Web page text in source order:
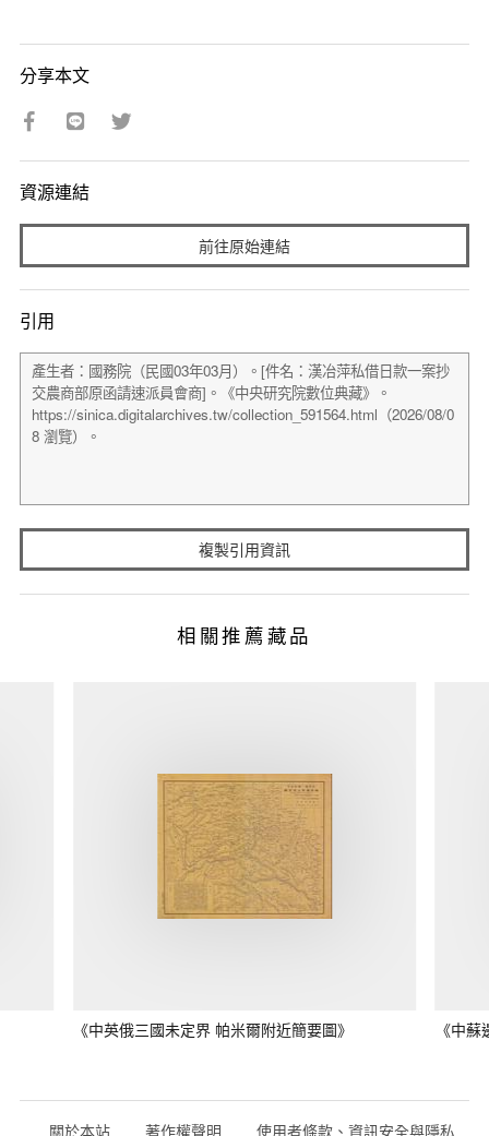
分享本文
資源連結
前往原始連結
引用
複製引用資訊
相關推薦藏品
《中英俄三國未定界 帕米爾附近簡要圖》 《中
關於本站 著作權聲明 使用者條款、資訊安全與隱私